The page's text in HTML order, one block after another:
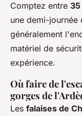
Comptez entre
une demi-
généralement
matériel de
expérience.
Où faire de
gorges de
Les falaises de